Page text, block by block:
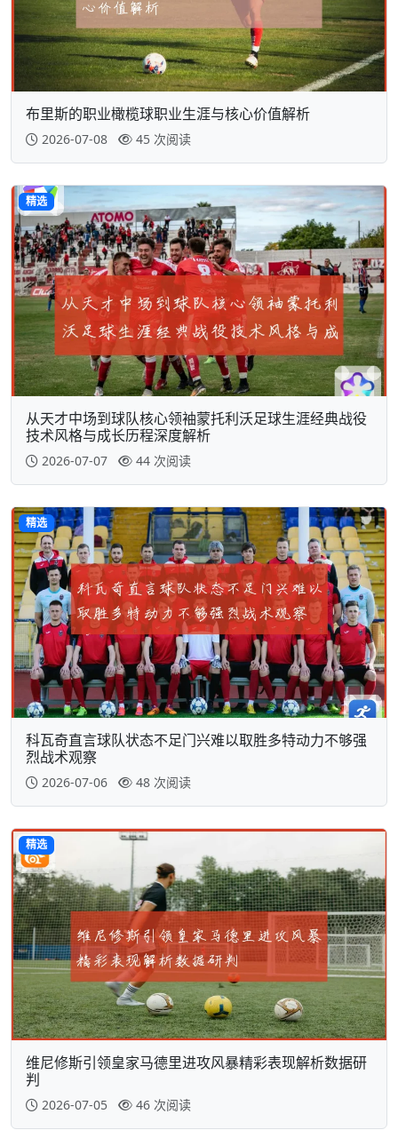
布里斯的职业橄榄球职业生涯与核心价值解析
2026-07-08 45 次阅读
精选
从天才中场到球队核心领袖蒙托利沃足球生涯经典战役
技术风格与成长历程深度解析
2026-07-07 44 次阅读
精选
科瓦奇直言球队状态不足门兴难以取胜多特动力不够强
烈战术观察
2026-07-06 48 次阅读
精选
维尼修斯引领皇家马德里进攻风暴精彩表现解析数据研
判
2026-07-05 46 次阅读